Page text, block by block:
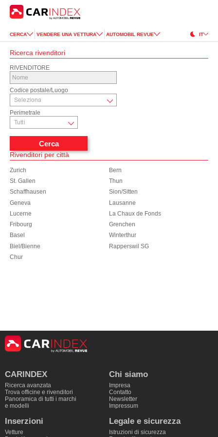
CERCA VENDERE UNA VETTURA AUTOMOBIL REVUE IT
Ricerca rivenditori
RIVENDITORE
Codice postale/Luogo
Perimetrale
Cerca
Rivenditori per città
Zurich
Bern
St. Gallen
Thun
Schaffhausen
Sion/Sitten
Geneva
Lausanne
Lucerne
La Chaux de Fonds
Fribourg
Grenchen
Basel
Winterthur
Biel/Bienne
Rapperswil SG
Chur
CARINDEX
Ricerca avanzata
Trova officine e rivenditori
Panoramica di tutti i marchi
e modelli
Chi siamo
Impresa
Contatto
Newsletter
Impressum
Inserzioni
Vetture
Legale e sicurezza
Istruzioni di sicurezza